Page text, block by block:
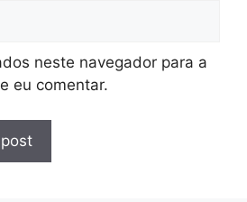
neste navegador para a
eu comentar.